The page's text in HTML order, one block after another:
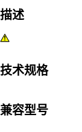
描述
技术规格
兼容型号